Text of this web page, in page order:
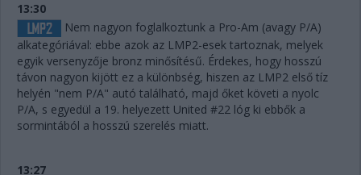
13:30
Nem nagyon foglalkoztunk a Pro-Am (avagy P/A)
alkategóriával: ebbe azok az LMP2-esek tartoznak, melyek
egyik versenyzője bronz minősítésű. Érdekes, hogy hosszú
távon nagyon kijött ez a különbség, hiszen az LMP2 első tíz
helyén "nem P/A" autó található, majd őket követi a nyolc
P/A, s egyedül a 19. helyezett United #22 lóg ki ebbők a
sormintából a hosszú szerelés miatt.
13:27